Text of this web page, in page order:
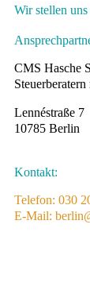
Wir stellen
CMS Hasche
Lennéstraße 7
10785 Berlin
Kontakt:
Telefon: 030
E-Mail: